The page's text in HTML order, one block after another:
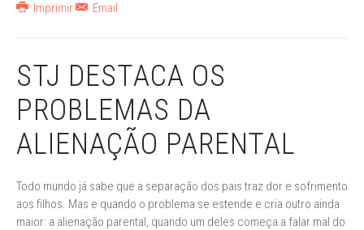
Imprimir Email
STJ DESTACA OS
PROBLEMAS DA
ALIENAÇÃO PARENTAL
Todo mundo já sabe que a separação dos pais traz dor e sofrimento
aos filhos. Mas e quando o problema se estende e cria outro ainda
maior: a alienação parental, quando um deles começa a falar mal do